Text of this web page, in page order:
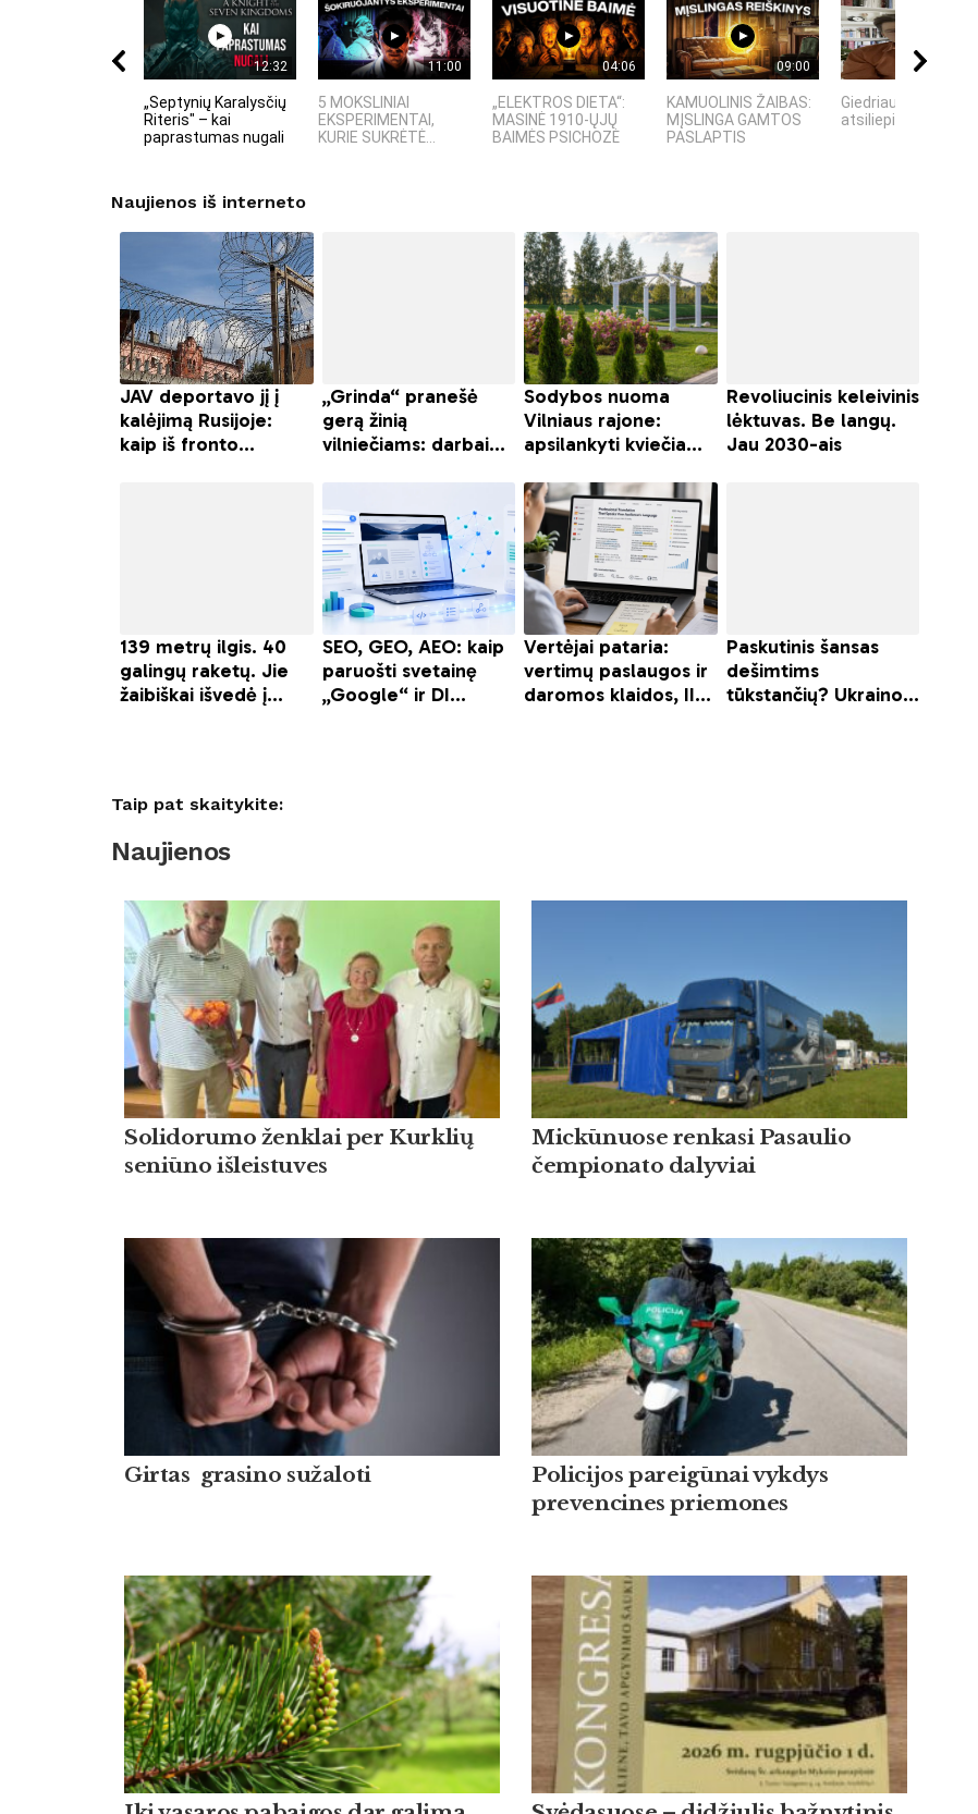
12:32
„Septynių Karalysčių
Riteris" – kai
paprastumas nugali
11:00
5 MOKSLINIAI
EKSPERIMENTAI,
KURIE SUKRĖTĖ...
04:06
„ELEKTROS DIETA“:
MASINĖ 1910-ŲJŲ
BAIMĖS PSICHOZĖ
09:00
KAMUOLINIS ŽAIBAS:
MĮSLINGA GAMTOS
PASLAPTIS
Giedriaus Šiukščiaus
atsiliepimas
Naujienos iš interneto
Taip pat skaitykite:
Naujienos
Solidorumo ženklai per Kurklių
seniūno išleistuves
Mickūnuose renkasi Pasaulio
čempionato dalyviai
Girtas grasino sužaloti
Policijos pareigūnai vykdys
prevencines priemones